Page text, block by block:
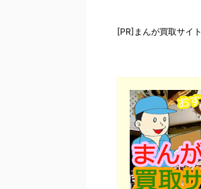
[PR]まんが買取サイト